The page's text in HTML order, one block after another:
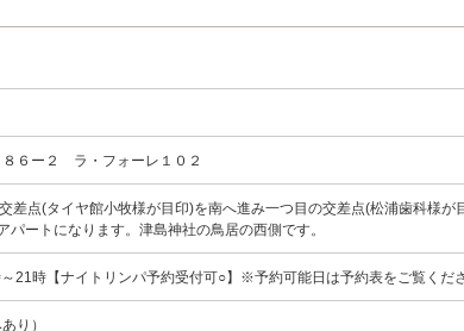
６ー２ ラ・フォーレ１０２
差点(タイヤ館小牧様が目印)を南へ進み一つ目の交差点(松浦歯科様が
パートになります。津島神社の鳥居の西側です。
21時【ナイトリンパ予約受付可○】※予約可能日は予約表をご覧くだ
り）